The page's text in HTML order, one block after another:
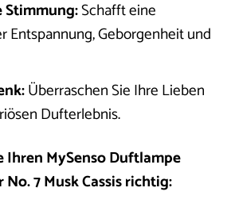
Stimmung:Schafft eine
Entspannung, Geborgenheit und
Überraschen Sie Ihre Lieben
Dufterlebnis.
Ihren MySenso Duftlampe
7 Musk Cassis richtig: